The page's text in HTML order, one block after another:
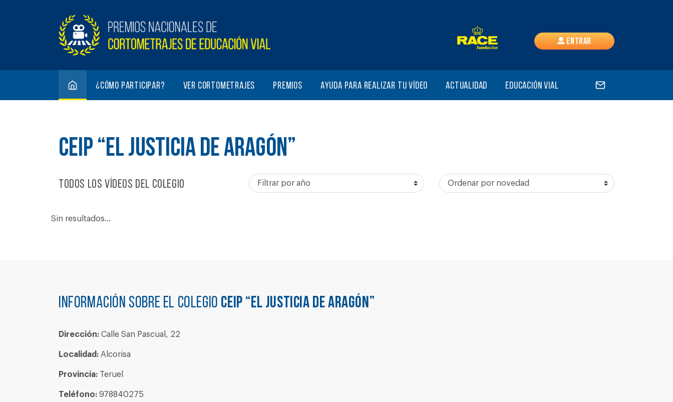
Entrar
¿Cómo participar? Ver cortometrajes Premios Ayuda para realizar tu vídeo Actualidad Educación vial
CEIP “EL JUSTICIA DE ARAGÓN”
Todos los vídeos del colegio
Sin resultados...
Información sobre el colegio CEIP “EL JUSTICIA DE ARAGÓN”
Dirección: Calle San Pascual, 22
Localidad: Alcorisa
Provincia: Teruel
Teléfono: 978840275